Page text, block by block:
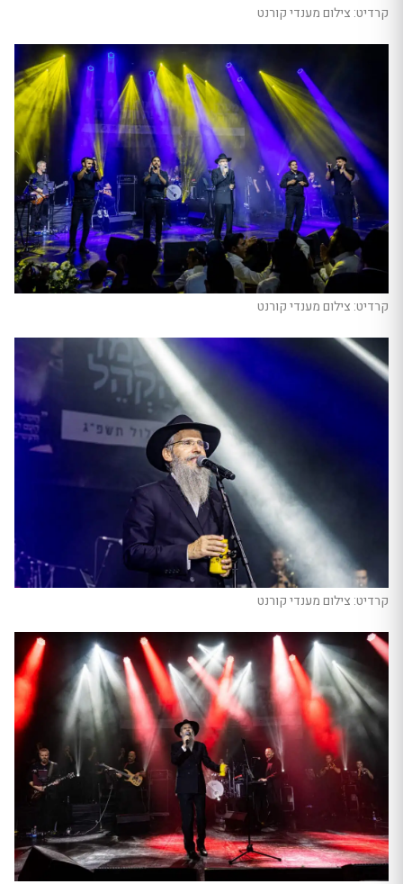
קרדיט: צילום מענדי קורנט
קרדיט: צילום מענדי קורנט
קרדיט: צילום מענדי קורנט